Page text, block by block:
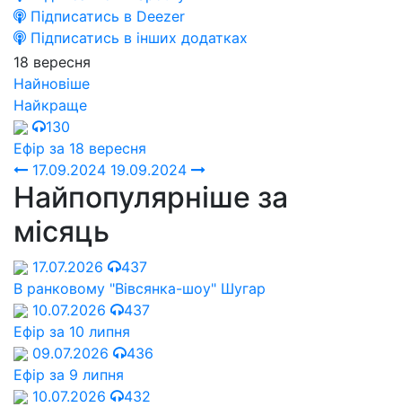
Підписатись в Deezer
Підписатись в інших додатках
18 вересня
Найновіше
Найкраще
130
Ефір за 18 вересня
17.09.2024 19.09.2024
Найпопулярніше за
місяць
17.07.2026
437
В ранковому "Вівсянка-шоу" Шугар
10.07.2026
437
Ефір за 10 липня
09.07.2026
436
Ефір за 9 липня
10.07.2026
432